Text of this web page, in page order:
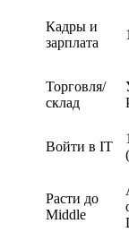
Кадры и
зарплата
Торговля/
склад
Войти в IT
Расти до
Middle